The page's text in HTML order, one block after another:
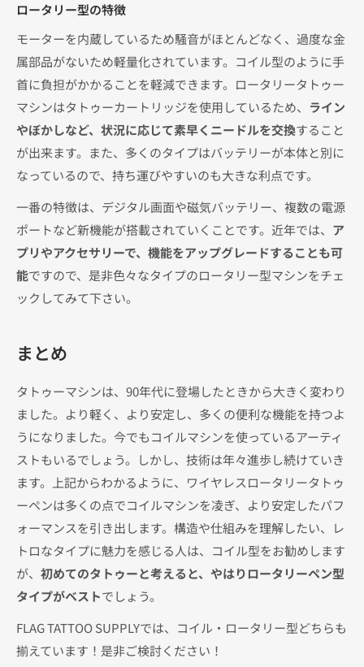
ロータリー型の特徴
モーターを内蔵しているため騒音がほとんどなく、過度な金
属部品がないため軽量化されています。コイル型のように手
首に負担がかかることを軽減できます。ロータリータトゥー
マシンはタトゥーカートリッジを使用しているため、 ライン
やぼかしなど、状況に応じて素早くニードルを交換すること
が出来ます。また、多くのタイプはバッテリーが本体と別に
なっているので、持ち運びやすいのも大きな利点です。
一番の特徴は、デジタル画面や磁気バッテリー、複数の電源
ポートなど新機能が搭載されていくことです。近年では、 ア
プリやアクセサリーで、機能をアップグレードすることも可
能ですので、是非色々なタイプのロータリー型マシンをチェ
ックしてみて下さい。
まとめ
タトゥーマシンは、90年代に登場したときから大きく変わり
ました。より軽く、より安定し、多くの便利な機能を持つよ
うになりました。今でもコイルマシンを使っているアーティ
ストもいるでしょう。しかし、技術は年々進歩し続けていき
ます。上記からわかるように、ワイヤレスロータリータトゥ
ーペンは多くの点でコイルマシンを凌ぎ、より安定したパフ
ォーマンスを引き出します。構造や仕組みを理解したい、レ
トロなタイプに魅力を感じる人は、コイル型をお勧めします
が、 初めてのタトゥーと考えると、やはりロータリーペン型
タイプがベストでしょう。
FLAG TATTOO SUPPLYでは、コイル・ロータリー型どちらも
揃えています！是非ご検討ください！